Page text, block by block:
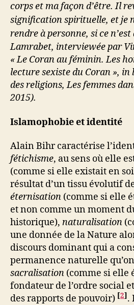
corps et ma façon d’être. Il
signification spirituelle, et je
rendre à personne, si ce n’est
Lamrabet, interviewée par
« Le Coran au féminin. Les
lecture sexiste du Coran »,
des religions, Les femmes
2015).
Islamophobie et identité
Alain Bihr caractérise
fétichisme, au sens où elle
(comme si elle existait en
résultat d’un tissu évolutif
éternisation (comme si elle
et non comme un moment
historique), naturalisation
une donnée de la Nature
discours dominant qui a
permanence naturelle
sacralisation (comme si elle
fondateur de l’ordre social
des rapports de pouvoir) [2] .